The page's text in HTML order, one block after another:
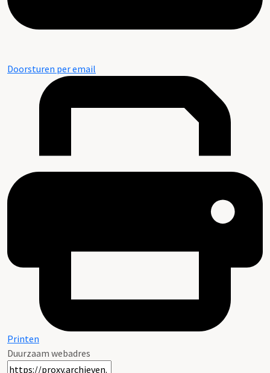
Doorsturen per email
Printen
Duurzaam webadres